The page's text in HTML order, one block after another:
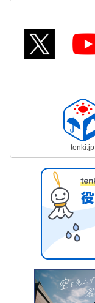
tenki.jp